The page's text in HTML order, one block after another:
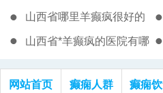
好
山西省哪里羊癫疯很好的
山西省*羊癫疯的医院有哪
网站首页
癫痫人群 癫痫